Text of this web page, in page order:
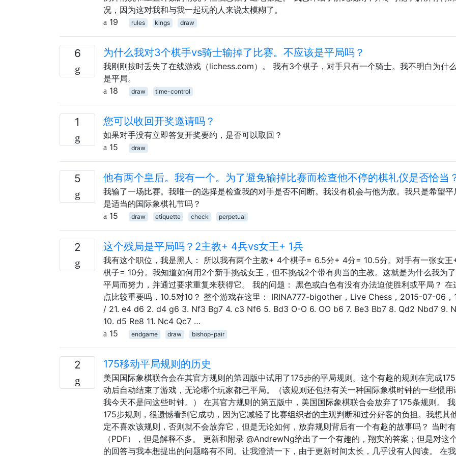
况，因为这对我和与我一起玩的人来说太模糊了。
19
rules kings draw
6 为什么我对3个棋手vs骑士输掉了比赛。不应该是平局吗？
我刚刚按时丢失了在线游戏（lichess.com）。 我有3个棋子，对手只有一个骑士。我不明白为什
是平局。
18
draw time-control
1 您可以收回开奖邀请吗？
如果对手没有立即答复开奖要约，是否可以取回？
15
draw
5 他有两个皇后。我有一个。为了避免输掉比赛而检查他不停的棋礼仪是否恰当
我输了一场比赛。我唯一的选择是检查我的对手是否不间断。我没有机会与他为敌。我只是希望平
是适当的国际象棋礼节吗？
15
draw etiquette check perpetual
2 这个残局是平局吗？2主教+ 4兵vs女王+ 1兵
我有这个职位，我是黑人： 所以我有两个主教+ 4个棋子= 6.5分+ 4分= 10.5分。对手有一张女王
棋子= 10分。我知道如何用2个新手挑战女王，但不挑战2个带有典当的主教。这就是为什么我为
平局而努力，并通过要求重复来获得它。 我的问题： 黑色或白色有没有办法迫使胜利或平局？ 在
点比较重要吗，10.5对10？ 整个游戏在这里： IRINA777-bigother，Live Chess，2015-07-06，
/ 21. e4 d6 2. d4 g6 3. Nf3 Bg7 4. c3 Nf6 5. Bd3 O-O 6. OO b6 7. Be3 Bb7 8. Qd2 Nbd7 9.
10. d5 Re8 11. Nc4 Qc7 …
15
endgame draw bishop-pair
2 175移动平局规则的历史
美国国际象棋联合会在其官方规则的第四版中试用了175步的平局规则。这个有趣的规则在完成
动后自动结束了游戏，无论哪个玩家都已平局。（该规则还包括有关一种国际象棋时钟的一些惯用
我今天不是问这些时钟。） 在其官方规则的第五版中，美国国际象棋联合会放弃了175条规则。
175步规则，很遗憾看到它成功，因为它减轻了比赛组织者的主观判断和过分好客的负担。我想其
定不喜欢该规则，否则就不会放弃它，但是无论如何，放弃规则背后有一个有趣的故事吗？ 当时有
（PDF），但是解释不多。 更新和附录 @AndrewNg给出了一个有趣的，翔实的答案；但是对这
的回答与我本想提出的问题略有不同。让我澄清一下，由于更新时间太长，几乎没有人阅读。 在